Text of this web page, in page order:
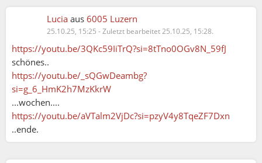
Lucia aus 6005 Luzern
25.10.25, 15:25 -Zuletzt bearbeitet 25.10.25, 15:28.
https://youtu.be/3QKc59IiTrQ?si=8tTno0OGv8N_59fJ
schönes..
https://youtu.be/_sQGwDeambg?
si=g_6_HmK2h7MzKkrW
...wochen....
https://youtu.be/aVTalm2VjDc?si=pzyV4y8TqeZF7Dxn
..ende.